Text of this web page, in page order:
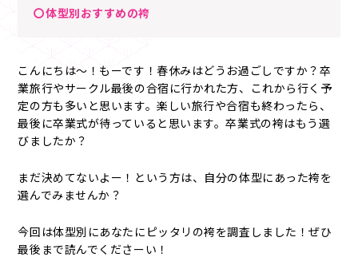
〇体型別おすすめの袴
こんにちは～！もーです！春休みはどうお過ごしですか？卒
業旅行やサークル最後の合宿に行かれた方、これから行く予
定の方も多いと思います。楽しい旅行や合宿も終わったら、
最後に卒業式が待っていると思います。卒業式の袴はもう選
びましたか？
まだ決めてないよー！という方は、自分の体型にあった袴を
選んでみませんか？
今回は体型別にあなたにピッタリの袴を調査しました！ぜひ
最後まで読んでくださーい！